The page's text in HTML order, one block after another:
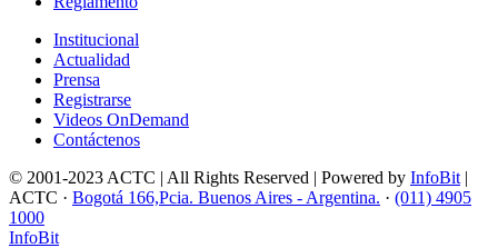
Institucional
Actualidad
Prensa
Registrarse
Videos OnDemand
Contáctenos
© 2001-2023 ACTC | All Rights Reserved | Powered by InfoBit |
ACTC · Bogotá 166,Pcia. Buenos Aires - Argentina. · (011) 4905
1000
InfoBit